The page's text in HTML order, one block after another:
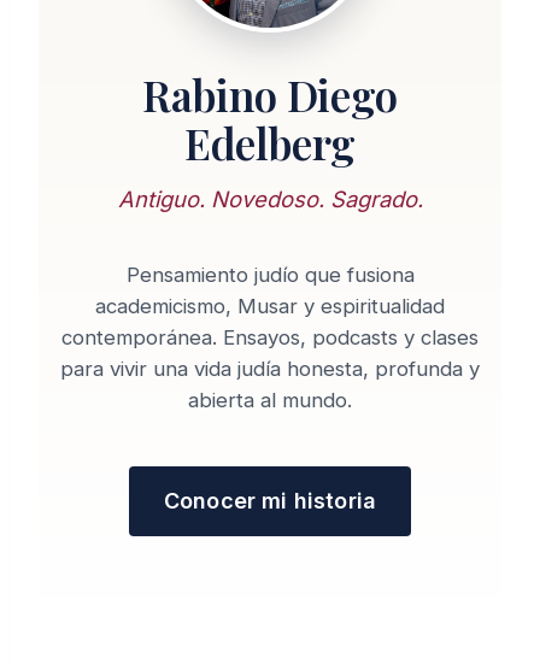
Rabino Diego
Edelberg
Antiguo. Novedoso. Sagrado.
Pensamiento judío que fusiona
academicismo, Musar y espiritualidad
contemporánea. Ensayos, podcasts y clases
para vivir una vida judía honesta, profunda y
abierta al mundo.
Conocer mi historia